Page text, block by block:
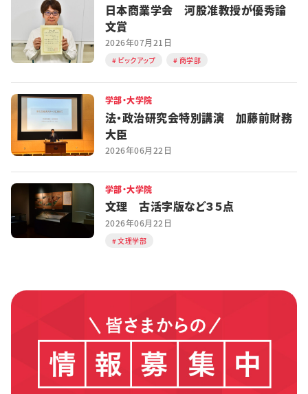
日本商業学会 河股准教授が優秀論
文賞
2026年07月21日
ピックアップ 商学部
学部・大学院
法・政治研究会特別講演 加藤前財務
大臣
2026年06月22日
学部・大学院
文理 古活字版など３５点
2026年06月22日
文理学部